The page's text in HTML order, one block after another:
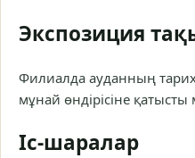
Экспозиция
Филиалда ауданның
мұнай өндірісіне
Іс-шаралар